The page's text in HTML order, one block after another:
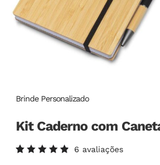
Brinde Personalizado
Kit Caderno com
6 avaliações